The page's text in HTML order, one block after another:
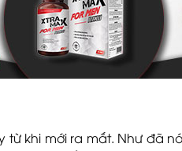
khi mới ra mắt. Như đã